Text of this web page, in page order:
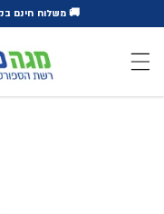
🚚 משלוח חינם בקניה מעל 300 ₪